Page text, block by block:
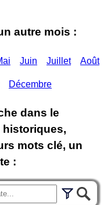
autre mois :
Juin Juillet Août
Décembre
dans le
historiques,
mots clé, un
: